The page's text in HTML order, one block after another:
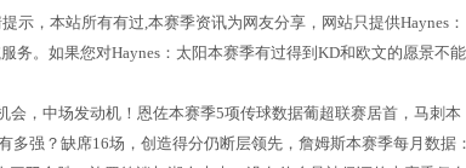
示，本站所有有过,本赛季资讯为网友分享，网站只提供Haynes：
务。如果您对Haynes：太阳本赛季有过得到KD和欧文的愿景不能
，中场发动机！恩佐本赛季5项传球数据葡超联赛居首，马刺本
强？缺席16场，创造得分仍断层领先，詹姆斯本赛季每月数据